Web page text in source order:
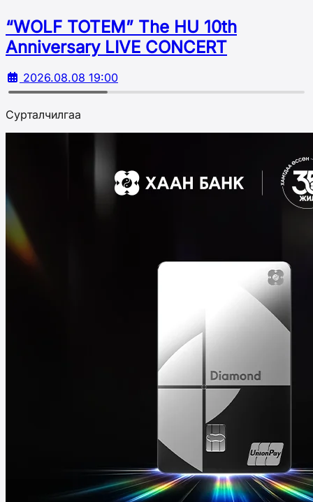
“WOLF TOTEM” The HU 10th
Аnniversary LIVE CONCERT
2026.08.08 19:00
Сурталчилгаа